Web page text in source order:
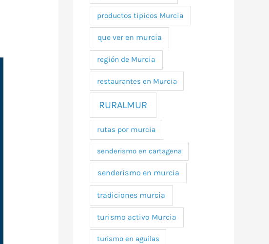
productos tipicos Murcia
que ver en murcia
región de Murcia
restaurantes en Murcia
RURALMUR
rutas por murcia
senderismo en cartagena
senderismo en murcia
tradiciones murcia
turismo activo Murcia
turismo en aguilas